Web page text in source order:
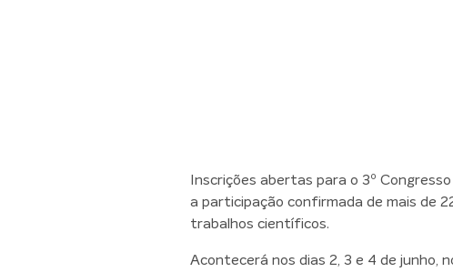
Inscrições abertas para o 3º
a participação confirmada de mais de
trabalhos científicos.
Acontecerá nos dias 2, 3 e 4 de junho,